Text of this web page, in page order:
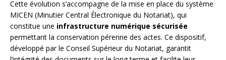
Cette évolution s’accompagne de la mise en place du système
MICEN (Minutier Central Électronique du Notariat), qui
constitue une infrastructure numérique sécurisée
permettant la conservation pérenne des actes. Ce dispositif,
développé par le Conseil Supérieur du Notariat, garantit